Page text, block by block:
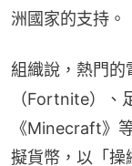
洲國家的支持。
組織說，熱門的
（Fortnite）、
《Minecraft》
擬貨幣，以「操